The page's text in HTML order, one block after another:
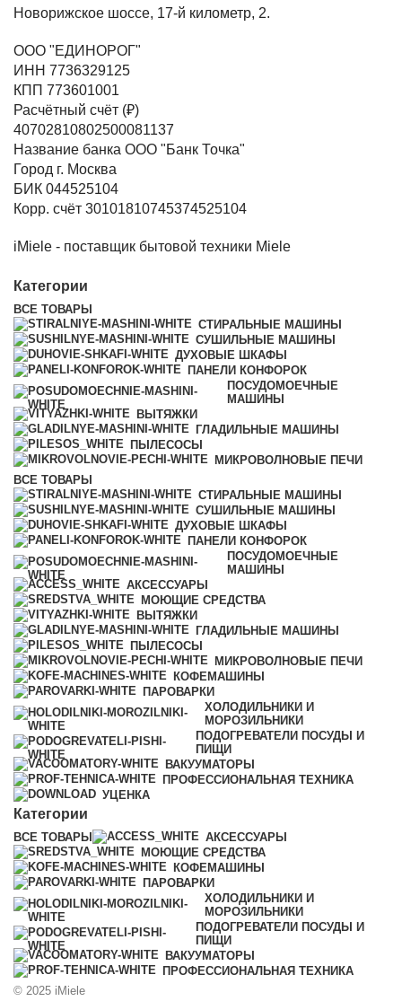
Новорижское шоссе, 17-й километр, 2.
ООО "ЕДИНОРОГ"
ИНН 7736329125
КПП 773601001
Расчётный счёт (₽)
40702810802500081137
Название банка ООО "Банк Точка"
Город г. Москва
БИК 044525104
Корр. счёт 30101810745374525104
iMiele - поставщик бытовой техники Miele
Категории
ВСЕ ТОВАРЫ
СТИРАЛЬНЫЕ МАШИНЫ
СУШИЛЬНЫЕ МАШИНЫ
ДУХОВЫЕ ШКАФЫ
ПАНЕЛИ КОНФОРОК
ПОСУДОМОЕЧНЫЕ
МАШИНЫ
ВЫТЯЖКИ
ГЛАДИЛЬНЫЕ МАШИНЫ
ПЫЛЕСОСЫ
МИКРОВОЛНОВЫЕ ПЕЧИ
ВСЕ ТОВАРЫ
СТИРАЛЬНЫЕ МАШИНЫ
СУШИЛЬНЫЕ МАШИНЫ
ДУХОВЫЕ ШКАФЫ
ПАНЕЛИ КОНФОРОК
ПОСУДОМОЕЧНЫЕ
МАШИНЫ
АКСЕССУАРЫ
МОЮЩИЕ СРЕДСТВА
ВЫТЯЖКИ
ГЛАДИЛЬНЫЕ МАШИНЫ
ПЫЛЕСОСЫ
МИКРОВОЛНОВЫЕ ПЕЧИ
КОФЕМАШИНЫ
ПАРОВАРКИ
ХОЛОДИЛЬНИКИ И
МОРОЗИЛЬНИКИ
ПОДОГРЕВАТЕЛИ ПОСУДЫ И
ПИЩИ
ВАКУУМАТОРЫ
ПРОФЕССИОНАЛЬНАЯ ТЕХНИКА
УЦЕНКА
Категории
ВСЕ ТОВАРЫ
АКСЕССУАРЫ
МОЮЩИЕ СРЕДСТВА
КОФЕМАШИНЫ
ПАРОВАРКИ
ХОЛОДИЛЬНИКИ И
МОРОЗИЛЬНИКИ
ПОДОГРЕВАТЕЛИ ПОСУДЫ И
ПИЩИ
ВАКУУМАТОРЫ
ПРОФЕССИОНАЛЬНАЯ ТЕХНИКА
© 2025 iMiele